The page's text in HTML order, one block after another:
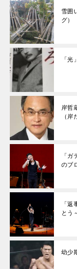
雪囲
グ）
「光」
岸哲
（岸
「
のブ
「
とう
幼少